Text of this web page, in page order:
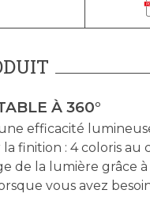
À 360°
efficacité
finition : 4 coloris au
de la lumière grâce à
vous avez